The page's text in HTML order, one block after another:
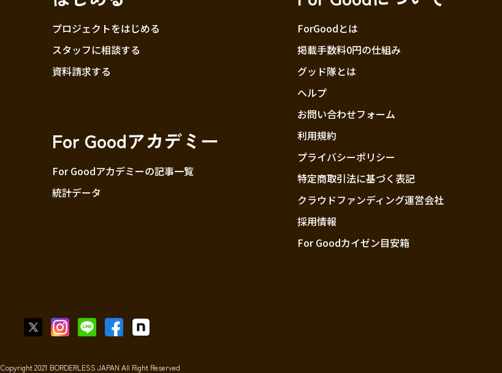
プロジェクトをはじめる
スタッフに相談する
資料請求する
For Goodアカデミー
For Goodアカデミーの記事一覧
統計データ
ForGoodとは
掲載手数料0円の仕組み
グッド隊とは
ヘルプ
お問い合わせフォーム
利用規約
プライバシーポリシー
特定商取引法に基づく表記
クラウドファンディング運営会社
採用情報
For Goodカイゼン目安箱
Copyright 2021 BORDERLESS JAPAN All Right Reserved